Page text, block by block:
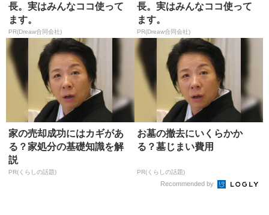
長。実はみんなココ使って
ます。
PR(Dreaw合同会社)
長。実はみんなココ使って
ます。
PR(Dreaw合同会社)
家の売却成功にはカギがあ
る？家処分の基礎知識を解
説
PR(くらしの話題)
お墓の撤去にいくらかか
る？墓じまい費用
PR(くらしの話題)
Recommended by